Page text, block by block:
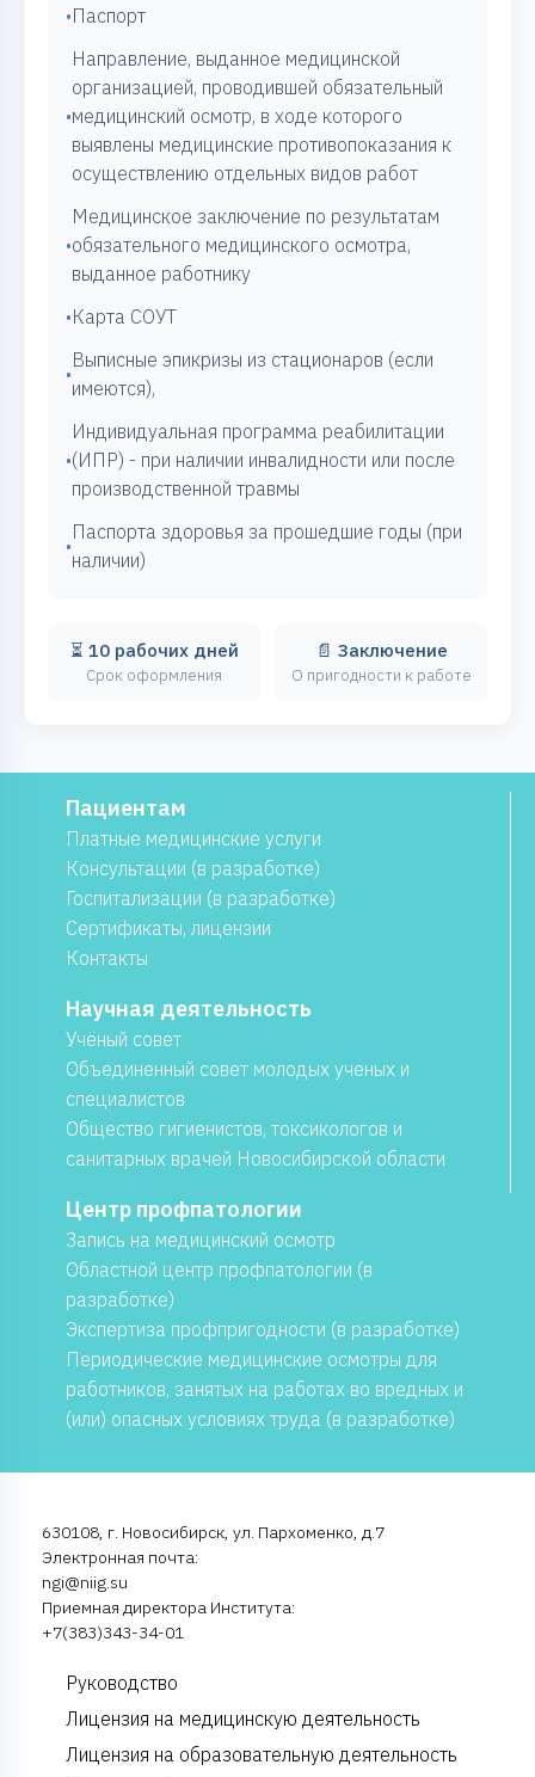
•Паспорт
•
Направление, выданное медицинской
организацией, проводившей обязательный
медицинский осмотр, в ходе которого
выявлены медицинские противопоказания к
осуществлению отдельных видов работ
•
Медицинское заключение по результатам
обязательного медицинского осмотра,
выданное работнику
•Карта СОУТ
•
Выписные эпикризы из стационаров (если
имеются),
•
Индивидуальная программа реабилитации
(ИПР) - при наличии инвалидности или после
производственной травмы
•
Паспорта здоровья за прошедшие годы (при
наличии)
⏳ 10 рабочих дней
Срок оформления
📄 Заключение
О пригодности к работе
Пациентам
Платные медицинские услуги
Консультации (в разработке)
Госпитализации (в разработке)
Сертификаты, лицензии
Контакты
Научная деятельность
Учёный совет
Объединенный совет молодых ученых и
специалистов
Общество гигиенистов, токсикологов и
санитарных врачей Новосибирской области
Центр профпатологии
Запись на медицинский осмотр
Областной центр профпатологии (в
разработке)
Экспертиза профпригодности (в разработке)
Периодические медицинские осмотры для
работников, занятых на работах во вредных и
(или) опасных условиях труда (в разработке)
630108, г. Новосибирск, ул. Пархоменко, д.7
Электронная почта:
ngi@niig.su
Приемная директора Института:
+7(383)343-34-01
Руководство
Лицензия на медицинскую деятельность
Лицензия на образовательную деятельность